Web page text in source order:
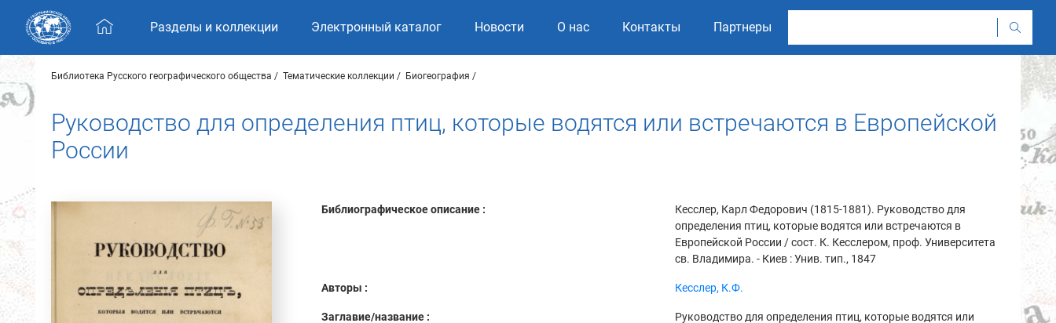
Skip navigation
Разделы и коллекции Электронный каталог Новости О нас Контакты Партнеры
Библиотека Русского географического общества Тематические коллекции Биогеография
Руководство для определения птиц, которые водятся или встречаются в Европейской
России
Библиографическое описание :
Кесслер, Карл Федорович (1815-1881). Руководство для
определения птиц, которые водятся или встречаются в
Европейской России / сост. К. Кесслером, проф. Университета
св. Владимира. - Киев : Унив. тип., 1847
Авторы : Кесслер, К.Ф.
Заглавие/название :
Руководство для определения птиц, которые водятся или